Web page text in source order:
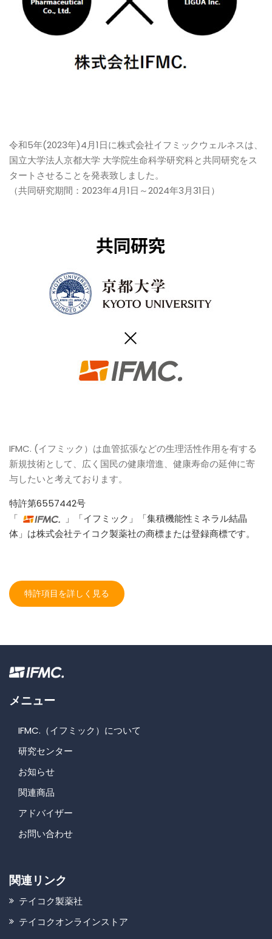
令和5年(2023年)4月1日に株式会社イフミックウェルネスは、
国立大学法人京都大学 大学院生命科学研究科と共同研究をス
タートさせることを発表致しました。
（共同研究期間：2023年4月1日～2024年3月31日）
IFMC. (イフミック）は血管拡張などの生理活性作用を有する
新規技術として、広く国民の健康増進、健康寿命の延伸に寄
与したいと考えております。
特許第6557442号
「
」「イフミック」「集積機能性ミネラル結晶
体」は株式会社テイコク製薬社の商標または登録商標です。
特許項目を詳しく見る
メニュー
IFMC.（イフミック）について
研究センター
お知らせ
関連商品
アドバイザー
お問い合わせ
関連リンク
テイコク製薬社
テイコクオンラインストア